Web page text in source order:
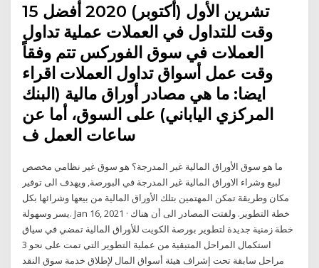
15 تشرين الأول (أكتوبر) 2020 أفضل
وقت للتداول في العملات عملية تداول
العملات في سوق الفوركس تتم وفقاً
وقت عمل أسواق تداول العملات اقراء
ايضا: ما هي مصادر أوراق مالية (البنك
المركزي الياباني) على السوق، أما عن
ساعات العمل ف
ما هو سوق الأوراق المالية غير المدرجة؟ هو سوق غير نظامي مخصص
لبيع وشراء الاوراق المالية غير المدرجة في البورصة, ويهدف الى توفير
مكان وطريقة تمكن المهتمين بتلك الأوراق المالية من بيعها وشرائها بكل
يسر وسهولة. Jan 16, 2021 · خطة التطوير. ولفتت المصادر الى أن هناك
خطة زمنية جديدة لتطوير بورصة الكويت للأوراق المالية تمضي في سياق
استكمال المراحل المتبقية من عملية التطوير التي تمت على نحو 3
مراحل سابقة تحت إشراف هيئة أسواق المال لإطلاق خدمة سوق النقد